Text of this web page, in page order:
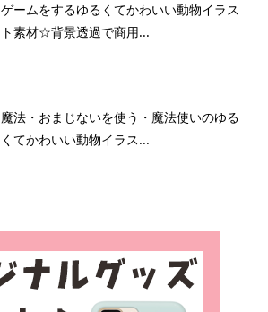
ゲームをするゆるくてかわいい動物イラス
ト素材☆背景透過で商用...
魔法・おまじないを使う・魔法使いのゆる
くてかわいい動物イラス...